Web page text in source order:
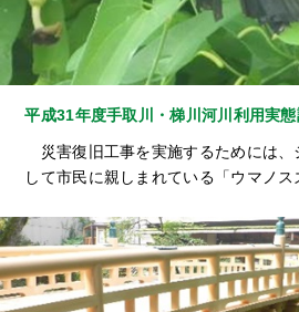
平成31年度手取川・梯川河川利用実
災害復旧工事を実施するためには、
して市民に親しまれている「ウマノス